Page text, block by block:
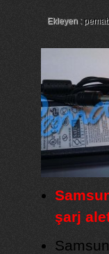
Ekleyen :
şarj